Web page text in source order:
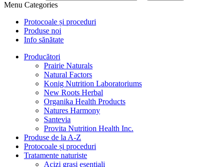
Menu Categories
Protocoale și proceduri
Produse noi
Info sănătate
Producători
Prairie Naturals
Natural Factors
Konig Nutrition Laboratoriums
New Roots Herbal
Organika Health Products
Natures Harmony
Santevia
Provita Nutrition Health Inc.
Produse de la A-Z
Protocoale și proceduri
Tratamente naturiste
Acizi grași esențiali